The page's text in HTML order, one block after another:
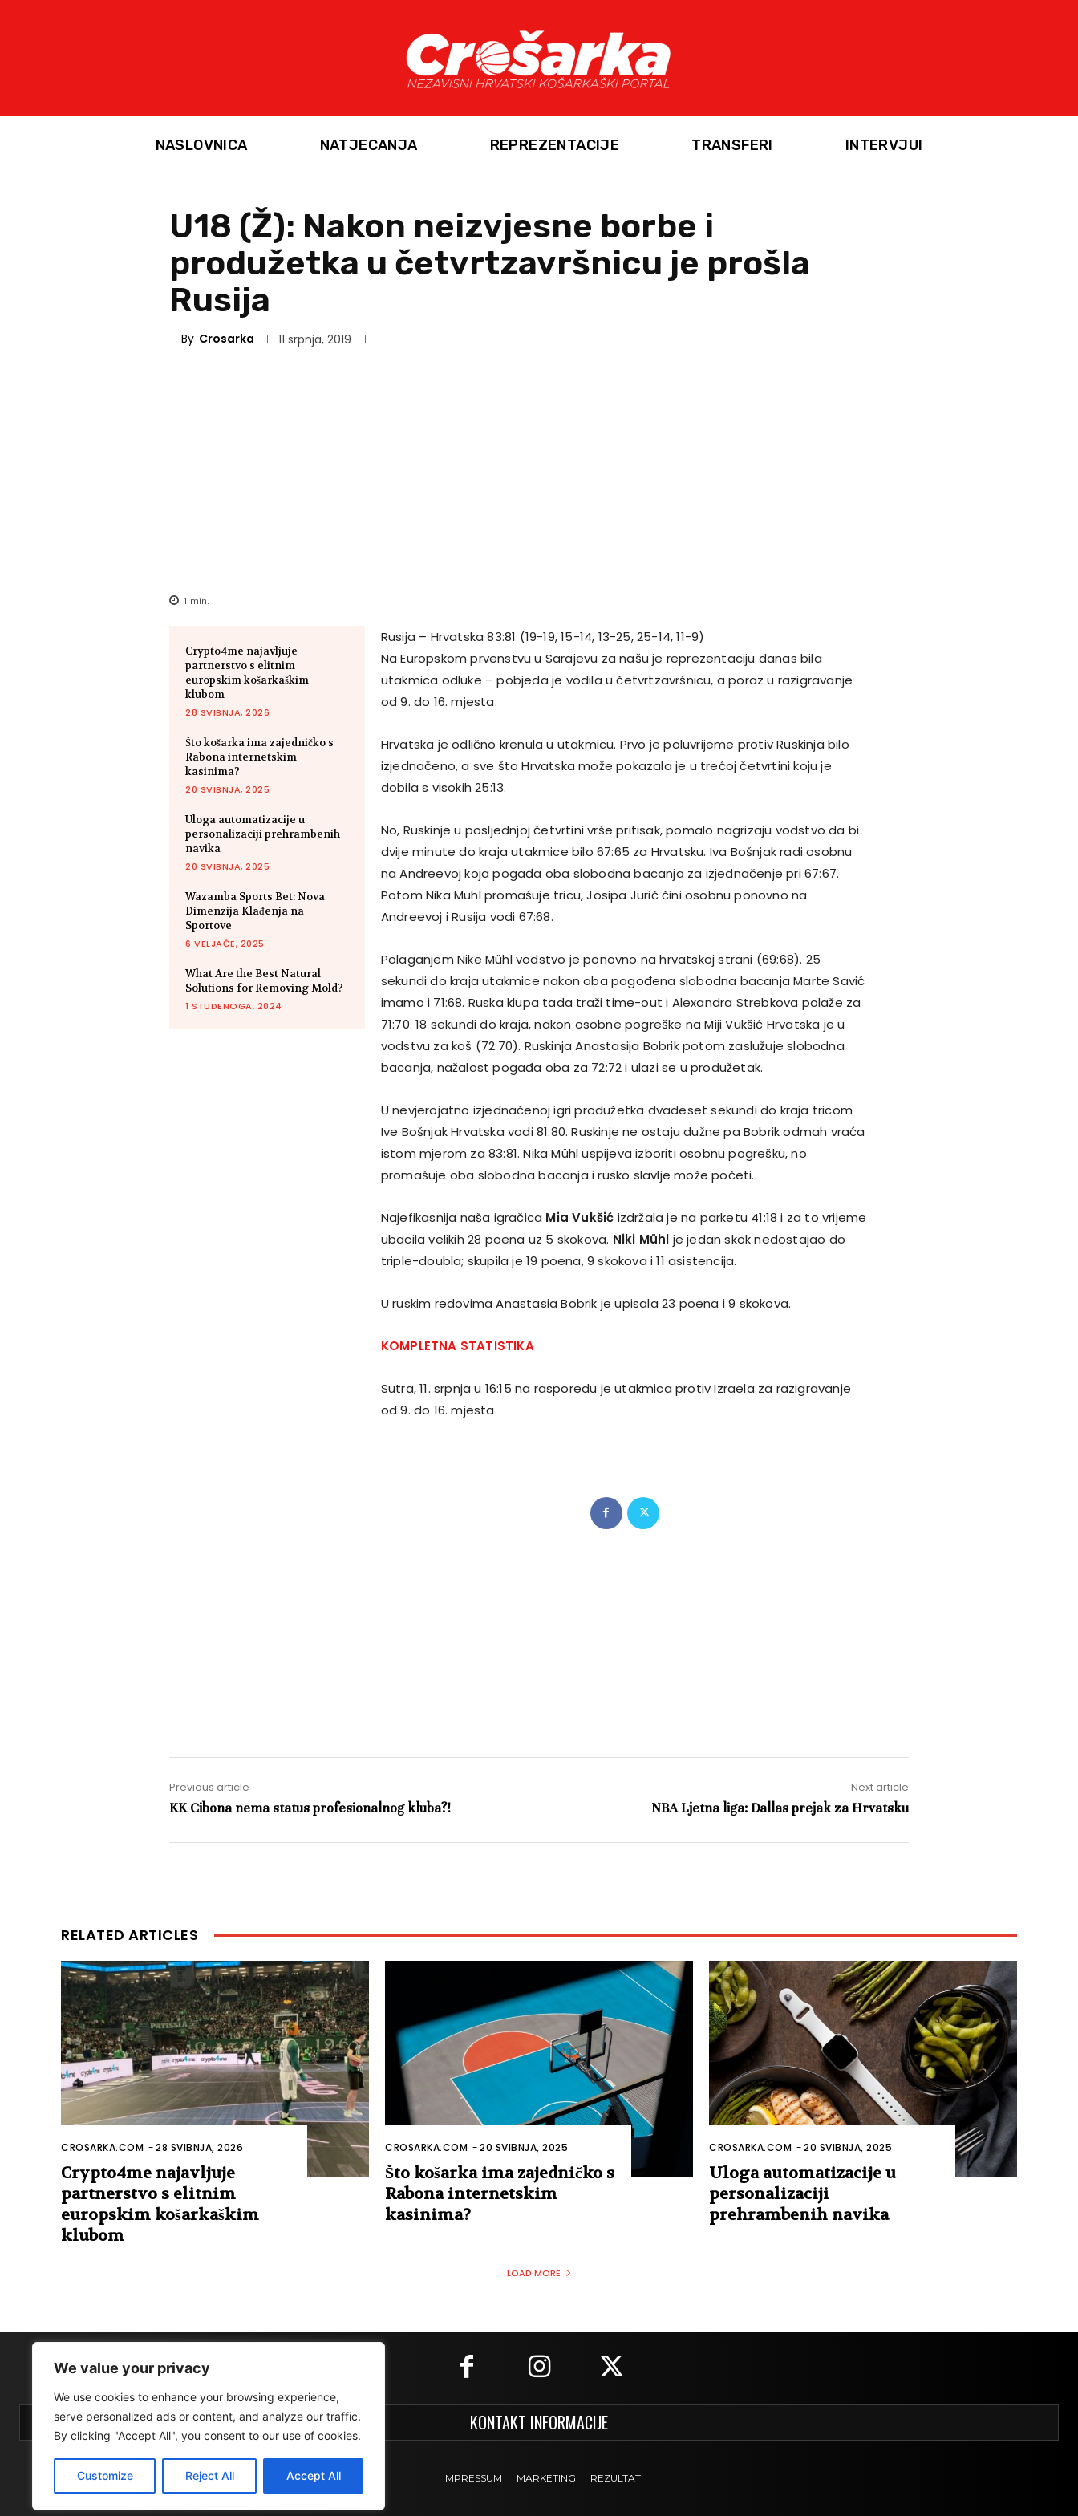
We value your privacy
We use cookies to enhance your browsing experience,
serve personalized ads or content, and analyze our traffic.
By clicking "Accept All", you consent to our use of cookies.
Customize Reject All Accept All
NASLOVNICA NATJECANJA REPREZENTACIJE TRANSFERI INTERVJUI
U18 (Ž): Nakon neizvjesne borbe i
produžetka u četvrtzavršnicu je prošla
Rusija
By Crosarka 11 srpnja, 2019
1 min.
Crypto4me najavljuje
partnerstvo s elitnim
europskim košarkaškim
klubom
28 SVIBNJA, 2026
Što košarka ima zajedničko s
Rabona internetskim
kasinima?
20 SVIBNJA, 2025
Uloga automatizacije u
personalizaciji prehrambenih
navika
20 SVIBNJA, 2025
Wazamba Sports Bet: Nova
Dimenzija Klađenja na
Sportove
6 VELJAČE, 2025
What Are the Best Natural
Solutions for Removing Mold?
1 STUDENOGA, 2024
Rusija – Hrvatska 83:81 (19-19, 15-14, 13-25, 25-14, 11-9)
Na Europskom prvenstvu u Sarajevu za našu je reprezentaciju danas bila
utakmica odluke – pobjeda je vodila u četvrtzavršnicu, a poraz u razigravanje
od 9. do 16. mjesta.
Hrvatska je odlično krenula u utakmicu. Prvo je poluvrijeme protiv Ruskinja bilo
izjednačeno, a sve što Hrvatska može pokazala je u trećoj četvrtini koju je
dobila s visokih 25:13.
No, Ruskinje u posljednjoj četvrtini vrše pritisak, pomalo nagrizaju vodstvo da bi
dvije minute do kraja utakmice bilo 67:65 za Hrvatsku. Iva Bošnjak radi osobnu
na Andreevoj koja pogađa oba slobodna bacanja za izjednačenje pri 67:67.
Potom Nika Mühl promašuje tricu, Josipa Jurič čini osobnu ponovno na
Andreevoj i Rusija vodi 67:68.
Polaganjem Nike Mühl vodstvo je ponovno na hrvatskoj strani (69:68). 25
sekundi do kraja utakmice nakon oba pogođena slobodna bacanja Marte Savić
imamo i 71:68. Ruska klupa tada traži time-out i Alexandra Strebkova polaže za
71:70. 18 sekundi do kraja, nakon osobne pogreške na Miji Vukšić Hrvatska je u
vodstvu za koš (72:70). Ruskinja Anastasija Bobrik potom zaslužuje slobodna
bacanja, nažalost pogađa oba za 72:72 i ulazi se u produžetak.
U nevjerojatno izjednačenoj igri produžetka dvadeset sekundi do kraja tricom
Ive Bošnjak Hrvatska vodi 81:80. Ruskinje ne ostaju dužne pa Bobrik odmah vraća
istom mjerom za 83:81. Nika Mühl uspijeva izboriti osobnu pogrešku, no
promašuje oba slobodna bacanja i rusko slavlje može početi.
Najefikasnija naša igračica Mia Vukšić izdržala je na parketu 41:18 i za to vrijeme
ubacila velikih 28 poena uz 5 skokova. Niki Mühl je jedan skok nedostajao do
triple-doubla; skupila je 19 poena, 9 skokova i 11 asistencija.
U ruskim redovima Anastasia Bobrik je upisala 23 poena i 9 skokova.
KOMPLETNA STATISTIKA
Sutra, 11. srpnja u 16:15 na rasporedu je utakmica protiv Izraela za razigravanje
od 9. do 16. mjesta.
Previous article
KK Cibona nema status profesionalnog kluba?!
Next article
NBA Ljetna liga: Dallas prejak za Hrvatsku
RELATED ARTICLES
CROSARKA.COM -28 SVIBNJA, 2026
Crypto4me najavljuje
partnerstvo s elitnim
europskim košarkaškim
klubom
CROSARKA.COM -20 SVIBNJA, 2025
Što košarka ima zajedničko s
Rabona internetskim
kasinima?
CROSARKA.COM -20 SVIBNJA, 2025
Uloga automatizacije u
personalizaciji
prehrambenih navika
LOAD MORE
KONTAKT INFORMACIJE
IMPRESSUM MARKETING REZULTATI